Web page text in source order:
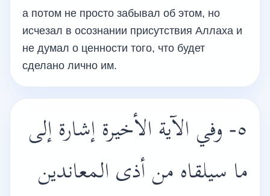
а потом не просто забывал об этом, но
исчезал в осознании присутствия Аллаха и
не думал о ценности того, что будет
сделано лично им.
٥- وفي الآية الأخيرة إشارة إلى
ما سيلقاه من أذى المعاندين